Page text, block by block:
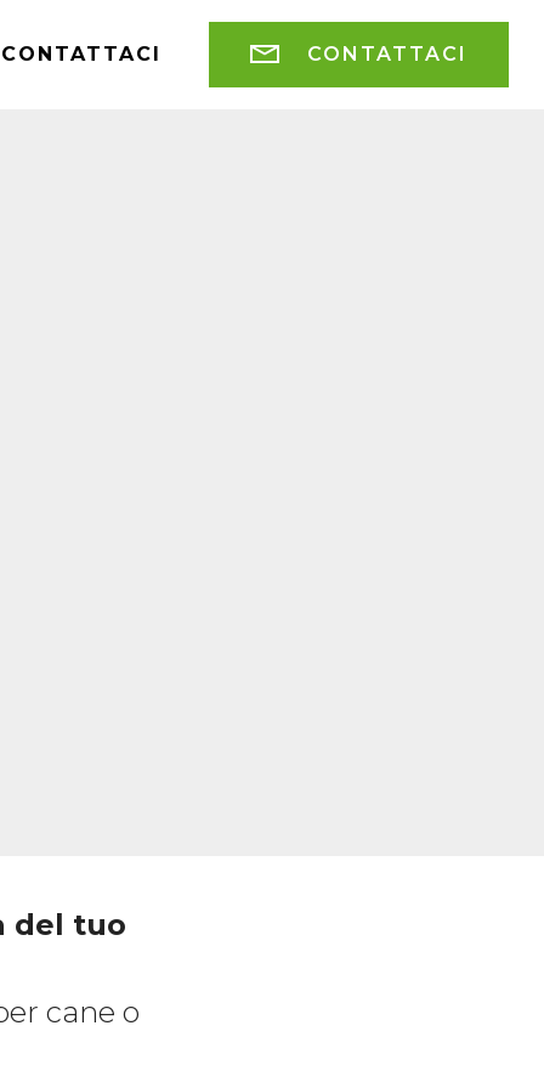
CONTATTACI CONTATTACI
del tuo
cane o